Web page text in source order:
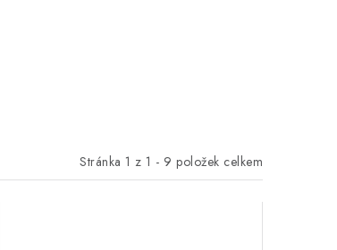
Stránka 1 z 1 - 9 položek celkem